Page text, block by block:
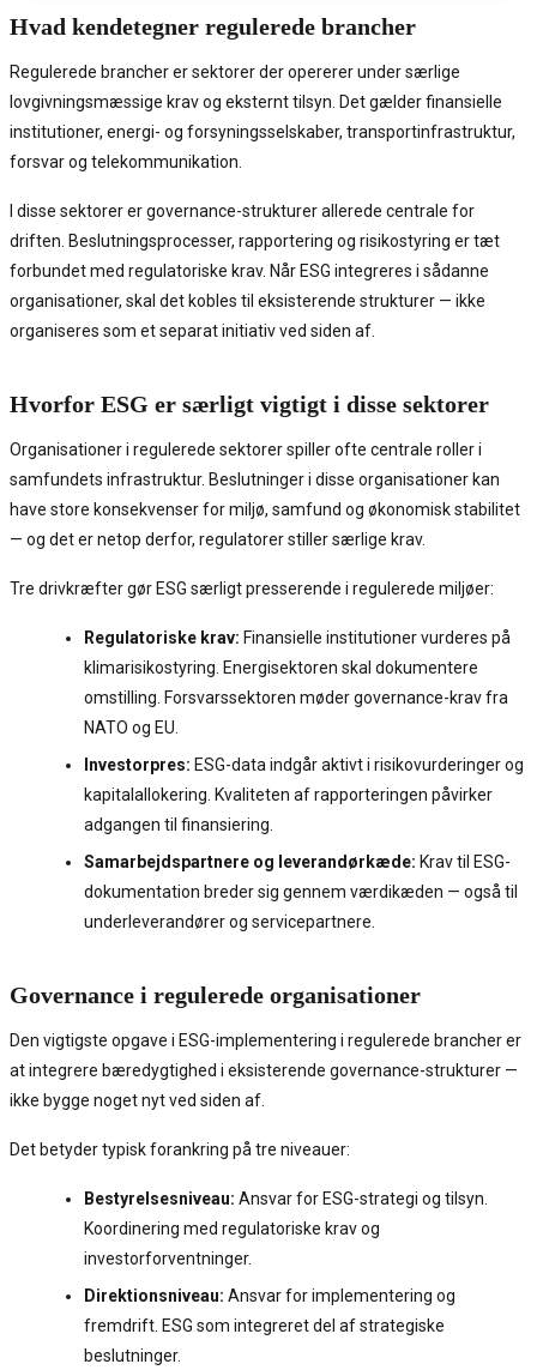
Hvad kendetegner regulerede brancher
Regulerede brancher er sektorer der opererer under særlige
lovgivningsmæssige krav og eksternt tilsyn. Det gælder finansielle
institutioner, energi- og forsyningsselskaber, transportinfrastruktur,
forsvar og telekommunikation.
I disse sektorer er governance-strukturer allerede centrale for
driften. Beslutningsprocesser, rapportering og risikostyring er tæt
forbundet med regulatoriske krav. Når ESG integreres i sådanne
organisationer, skal det kobles til eksisterende strukturer — ikke
organiseres som et separat initiativ ved siden af.
Hvorfor ESG er særligt vigtigt i disse sektorer
Organisationer i regulerede sektorer spiller ofte centrale roller i
samfundets infrastruktur. Beslutninger i disse organisationer kan
have store konsekvenser for miljø, samfund og økonomisk stabilitet
— og det er netop derfor, regulatorer stiller særlige krav.
Tre drivkræfter gør ESG særligt presserende i regulerede miljøer:
Regulatoriske krav: Finansielle institutioner vurderes på
klimarisikostyring. Energisektoren skal dokumentere
omstilling. Forsvarssektoren møder governance-krav fra
NATO og EU.
Investorpres: ESG-data indgår aktivt i risikovurderinger og
kapitalallokering. Kvaliteten af rapporteringen påvirker
adgangen til finansiering.
Samarbejdspartnere og leverandørkæde: Krav til ESG-
dokumentation breder sig gennem værdikæden — også til
underleverandører og servicepartnere.
Governance i regulerede organisationer
Den vigtigste opgave i ESG-implementering i regulerede brancher er
at integrere bæredygtighed i eksisterende governance-strukturer —
ikke bygge noget nyt ved siden af.
Det betyder typisk forankring på tre niveauer:
Bestyrelsesniveau: Ansvar for ESG-strategi og tilsyn.
Koordinering med regulatoriske krav og
investorforventninger.
Direktionsniveau: Ansvar for implementering og
fremdrift. ESG som integreret del af strategiske
beslutninger.